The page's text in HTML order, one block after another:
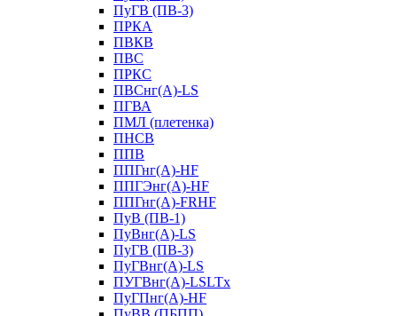
ПуГВ (ПВ-3)
ПРКА
ПВКВ
ПВС
ПРКС
ПВСнг(А)-LS
ПГВА
ПМЛ (плетенка)
ПНСВ
ППВ
ППГнг(А)-HF
ППГЭнг(А)-HF
ППГнг(А)-FRHF
ПуВ (ПВ-1)
ПуВнг(А)-LS
ПуГВ (ПВ-3)
ПуГВнг(А)-LS
ПУГВнг(А)-LSLTx
ПуГПнг(А)-HF